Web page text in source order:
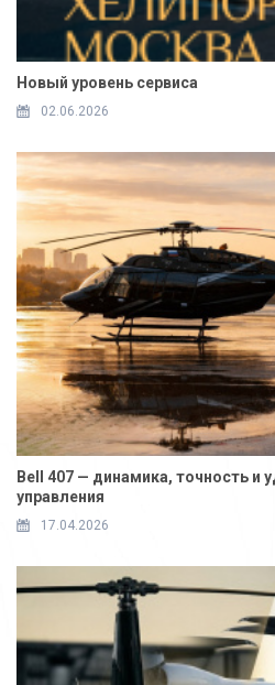
Новый уровень сервиса
02.06.2026
Bell 407 — динамика, точность и
управления
17.04.2026